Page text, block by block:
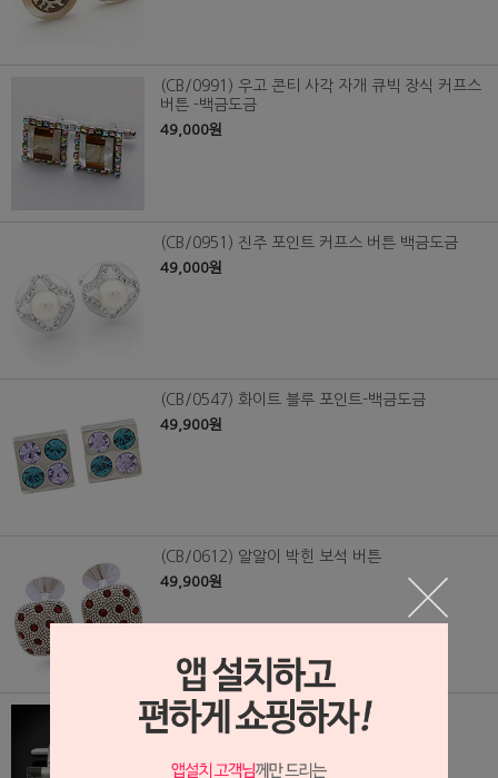
(CB/0991) 우고 콘티 사각 자개 큐빅 장식 커프스
버튼 -백금도금
49,000원
(CB/0951) 진주 포인트 커프스 버튼 백금도금
49,000원
(CB/0547) 화이트 블루 포인트-백금도금
49,900원
(CB/0612) 알알이 박힌 보석 버튼
49,900원
(CB/0870) 천연 자개 막대기 커프스 버튼
(GHOON)